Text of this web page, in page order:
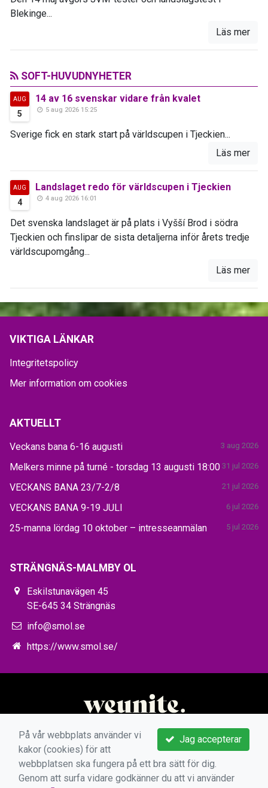
Blekinge...
Läs mer
SOFT-HUVUDNYHETER
AUG
5
14 av 16 svenskar vidare från kvalet
5 aug 2026 15:25
Sverige fick en stark start på världscupen i Tjeckien...
Läs mer
AUG
4
Landslaget redo för världscupen i Tjeckien
4 aug 2026 16:01
Det svenska landslaget är på plats i Vyšší Brod i södra
Tjeckien och finslipar de sista detaljerna inför årets tredje
världscupomgång...
Läs mer
VIKTIGA LÄNKAR
Integritetspolicy
Mer information om cookies
AKTUELLT
Veckans bana 6-16 augusti 3 aug 2026
Melkers minne på turné - torsdag 13 augusti 18:00 31 jul 2026
VECKANS BANA 23/7-2/8 21 jul 2026
VECKANS BANA 9-19 JULI 6 jul 2026
25-manna lördag 10 oktober – intresseanmälan 5 jul 2026
STRÄNGNÄS-MALMBY OL
Eskilstunavägen 45
SE-645 34 Strängnäs
info@smol.se
https://www.smol.se/
Jag accepterar
På vår webbplats använder vi
kakor (cookies) för att
webbplatsen ska fungera på ett bra sätt för dig.
Genom att surfa vidare godkänner du att vi använder